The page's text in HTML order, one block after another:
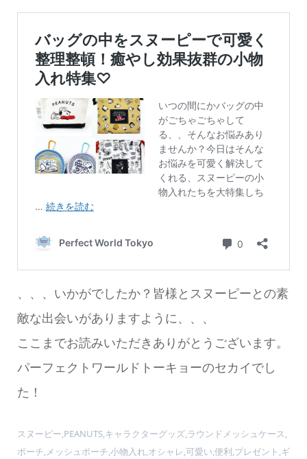
、、、いかがでしたか？皆様とスヌーピーとの素
敵な出会いがありますように、、、
ここまでお読みいただきありがとうございます。
パーフェクトワールドトーキョーのセカイでし
た！
スヌーピー,PEANUTS,キャラクターグッズ,ラウンドメッシュケース,
ポーチ,メッシュポーチ,小物入れ,オシャレ,可愛い,便利,プレゼント,ギ